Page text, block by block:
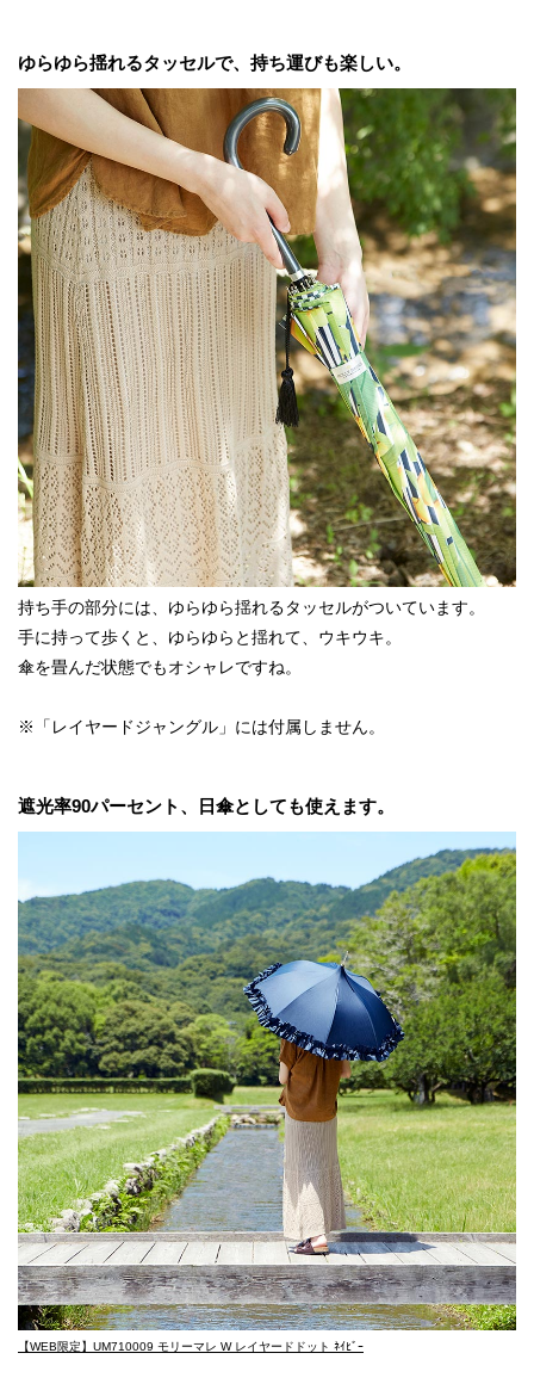
ゆらゆら揺れるタッセルで、持ち運びも楽しい。
持ち手の部分には、ゆらゆら揺れるタッセルがついています。
手に持って歩くと、ゆらゆらと揺れて、ウキウキ。
傘を畳んだ状態でもオシャレですね。
※「レイヤードジャングル」には付属しません。
遮光率90パーセント、日傘としても使えます。
【WEB限定】UM710009 モリーマレ W レイヤードドット ﾈｲﾋﾞｰ